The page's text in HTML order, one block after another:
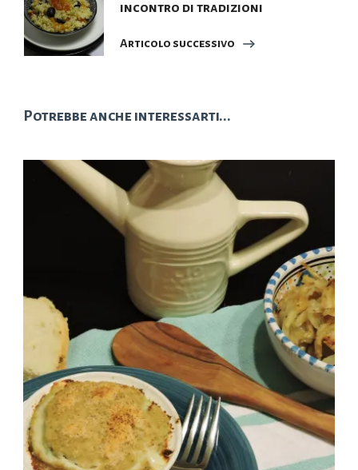
incontro di tradizioni
Articolo successivo
Potrebbe anche interessarti...